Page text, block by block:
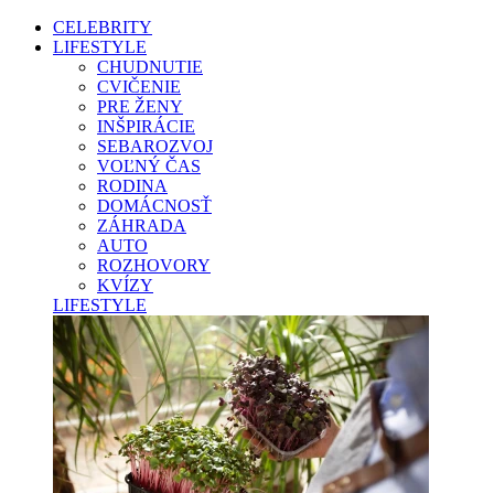
CELEBRITY
LIFESTYLE
CHUDNUTIE
CVIČENIE
PRE ŽENY
INŠPIRÁCIE
SEBAROZVOJ
VOĽNÝ ČAS
RODINA
DOMÁCNOSŤ
ZÁHRADA
AUTO
ROZHOVORY
KVÍZY
LIFESTYLE